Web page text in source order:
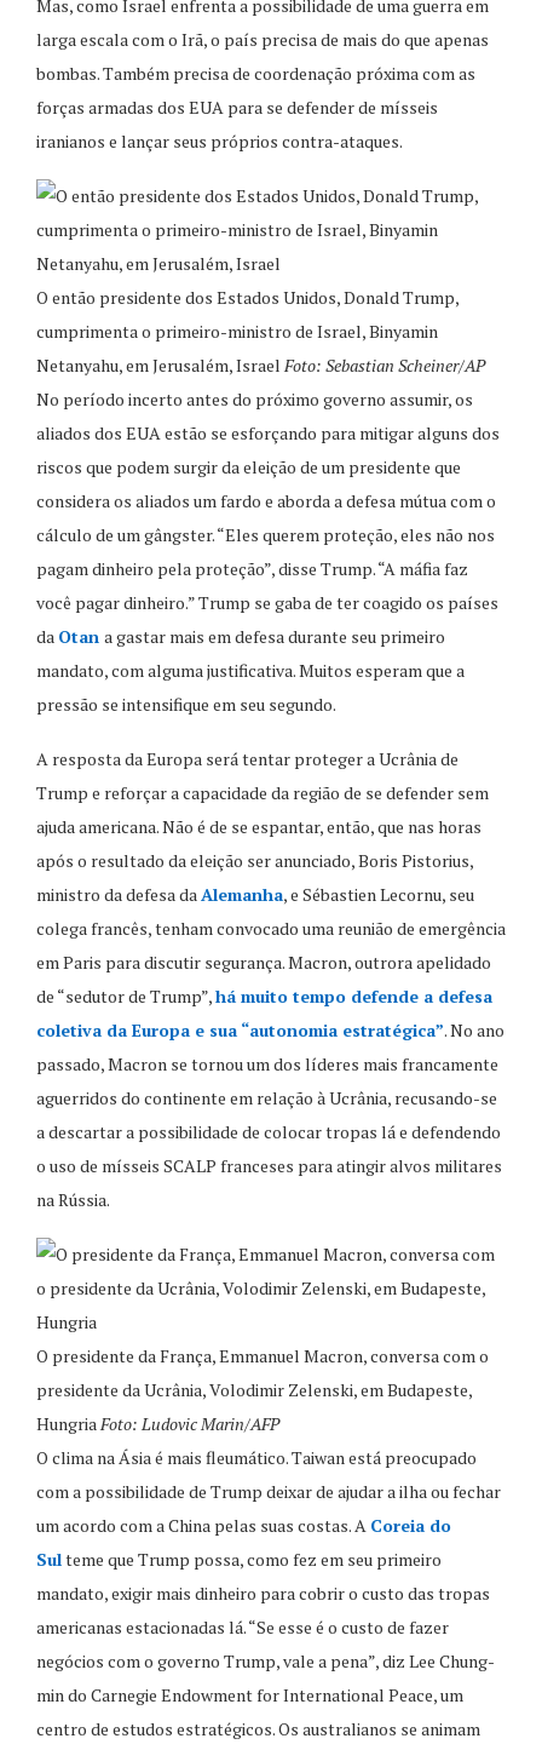
Mas, como Israel enfrenta a possibilidade de uma guerra em
larga escala com o Irã, o país precisa de mais do que apenas
bombas. Também precisa de coordenação próxima com as
forças armadas dos EUA para se defender de mísseis
iranianos e lançar seus próprios contra-ataques.
O então presidente dos Estados Unidos, Donald Trump,
cumprimenta o primeiro-ministro de Israel, Binyamin
Netanyahu, em Jerusalém, Israel Foto: Sebastian Scheiner/AP
No período incerto antes do próximo governo assumir, os
aliados dos EUA estão se esforçando para mitigar alguns dos
riscos que podem surgir da eleição de um presidente que
considera os aliados um fardo e aborda a defesa mútua com o
cálculo de um gângster. “Eles querem proteção, eles não nos
pagam dinheiro pela proteção”, disse Trump. “A máfia faz
você pagar dinheiro.” Trump se gaba de ter coagido os países
da Otan a gastar mais em defesa durante seu primeiro
mandato, com alguma justificativa. Muitos esperam que a
pressão se intensifique em seu segundo.
A resposta da Europa será tentar proteger a Ucrânia de
Trump e reforçar a capacidade da região de se defender sem
ajuda americana. Não é de se espantar, então, que nas horas
após o resultado da eleição ser anunciado, Boris Pistorius,
ministro da defesa daAlemanha, e Sébastien Lecornu, seu
colega francês, tenham convocado uma reunião de emergência
em Paris para discutir segurança. Macron, outrora apelidado
de “sedutor de Trump”,há muito tempo defende a defesa
coletiva da Europa e sua “autonomia estratégica”. No ano
passado, Macron se tornou um dos líderes mais francamente
aguerridos do continente em relação à Ucrânia, recusando-se
a descartar a possibilidade de colocar tropas lá e defendendo
o uso de mísseis SCALP franceses para atingir alvos militares
na Rússia.
O presidente da França, Emmanuel Macron, conversa com o
presidente da Ucrânia, Volodimir Zelenski, em Budapeste,
HungriaFoto: Ludovic Marin/AFP
O clima na Ásia é mais fleumático. Taiwan está preocupado
com a possibilidade de Trump deixar de ajudar a ilha ou fechar
um acordo com a China pelas suas costas. A Coreia do
Sulteme que Trump possa, como fez em seu primeiro
mandato, exigir mais dinheiro para cobrir o custo das tropas
americanas estacionadas lá. “Se esse é o custo de fazer
negócios com o governo Trump, vale a pena”, diz Lee Chung-
min do Carnegie Endowment for International Peace, um
centro de estudos estratégicos. Os australianos se animam